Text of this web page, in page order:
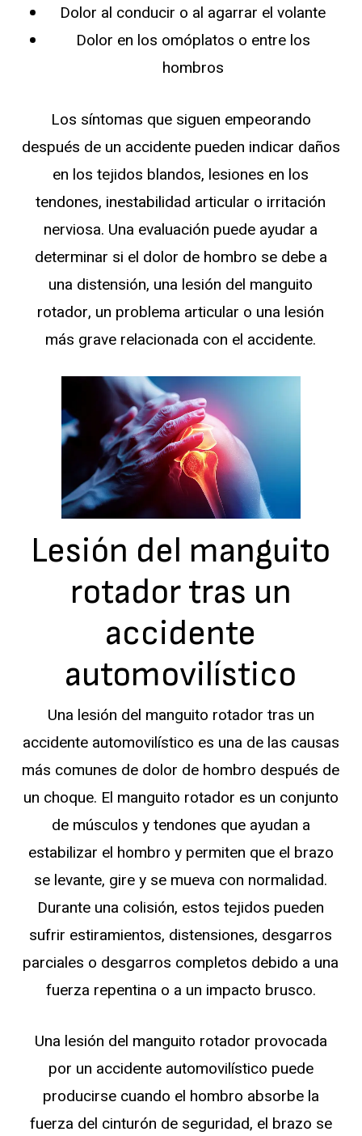
Dolor al conducir o al agarrar el volante
Dolor en los omóplatos o entre los
hombros
Los síntomas que siguen empeorando
después de un accidente pueden indicar daños
en los tejidos blandos, lesiones en los
tendones, inestabilidad articular o irritación
nerviosa. Una evaluación puede ayudar a
determinar si el dolor de hombro se debe a
una distensión, una lesión del manguito
rotador, un problema articular o una lesión
más grave relacionada con el accidente.
Lesión del manguito
rotador tras un
accidente
automovilístico
Una lesión del manguito rotador tras un
accidente automovilístico es una de las causas
más comunes de dolor de hombro después de
un choque. El manguito rotador es un conjunto
de músculos y tendones que ayudan a
estabilizar el hombro y permiten que el brazo
se levante, gire y se mueva con normalidad.
Durante una colisión, estos tejidos pueden
sufrir estiramientos, distensiones, desgarros
parciales o desgarros completos debido a una
fuerza repentina o a un impacto brusco.
Una lesión del manguito rotador provocada
por un accidente automovilístico puede
producirse cuando el hombro absorbe la
fuerza del cinturón de seguridad, el brazo se